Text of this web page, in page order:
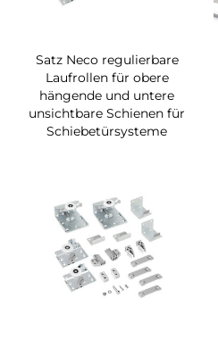
Satz Neco regulierbare
Laufrollen für obere
hängende und untere
unsichtbare Schienen für
Schiebetürsysteme